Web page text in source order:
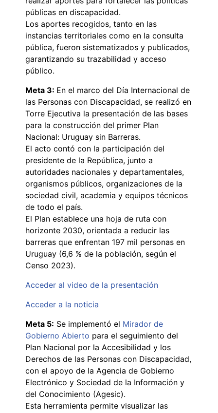
públicas en discapacidad.
Los aportes recogidos, tanto en las
instancias territoriales como en la consulta
pública, fueron sistematizados y publicados,
garantizando su trazabilidad y acceso
público.
Meta 3: En el marco del Día Internacional de
las Personas con Discapacidad, se realizó en
Torre Ejecutiva la presentación de las bases
para la construcción del primer Plan
Nacional: Uruguay sin Barreras.
El acto contó con la participación del
presidente de la República, junto a
autoridades nacionales y departamentales,
organismos públicos, organizaciones de la
sociedad civil, academia y equipos técnicos
de todo el país.
El Plan establece una hoja de ruta con
horizonte 2030, orientada a reducir las
barreras que enfrentan 197 mil personas en
Uruguay (6,6 % de la población, según el
Censo 2023).
Acceder al video de la presentación
Acceder a la noticia
Meta 5: Se implementó el Mirador de
Gobierno Abierto para el seguimiento del
Plan Nacional por la Accesibilidad y los
Derechos de las Personas con Discapacidad,
con el apoyo de la Agencia de Gobierno
Electrónico y Sociedad de la Información y
del Conocimiento (Agesic).
Esta herramienta permite visualizar las